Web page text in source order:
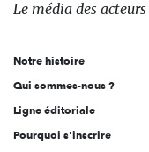
l'engagement
Le média des acteurs
Notre histoire
Qui sommes-nous ?
Ligne éditoriale
Pourquoi s'inscrire